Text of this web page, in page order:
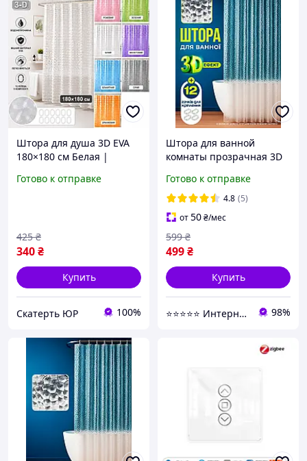
Штора для душа 3D EVA
180×180 см Белая |
колец в комплекте
Готово к отправке
340₴
425 ₴
Купить
Скатерть ЮР 100%
Штора для ванной
комнаты прозрачная 3D
водонепроницаемая
занавеска для душа из
EVA, 12 колец в комплекте
Готово к отправке
4.8 (5)
от50₴/мес
499₴
599 ₴
Купить
⭐⭐⭐⭐⭐ Интернет магазин Добра Мама 98%